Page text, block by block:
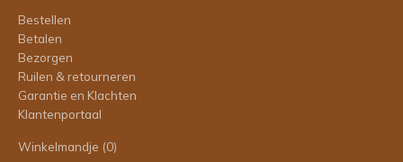
Bestellen
Betalen
Bezorgen
Ruilen & retourneren
Garantie en Klachten
Klantenportaal
Winkelmandje (0)